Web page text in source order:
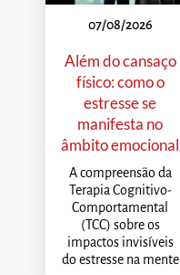
07/08/2026
Além do cansaço
físico: como o
estresse se
manifesta no
âmbito emocional
A compreensão da
Terapia Cognitivo-
Comportamental
(TCC) sobre os
impactos invisíveis
do estresse na mente